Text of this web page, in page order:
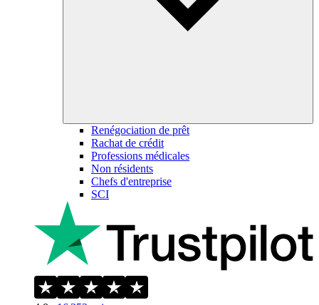
Renégociation de prêt
Rachat de crédit
Professions médicales
Non résidents
Chefs d'entreprise
SCI